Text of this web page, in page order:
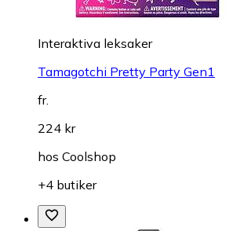
Interaktiva leksaker
Tamagotchi Pretty Party Gen1
fr.
224 kr
hos Coolshop
+4 butiker